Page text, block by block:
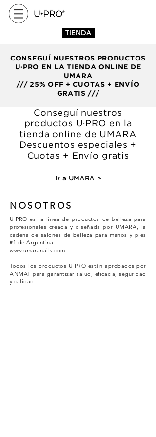
TIENDA
CONSEGUÍ NUESTROS PRODUCTOS
U·PRO EN LA TIENDA ONLINE DE
UMARA
/// 25% OFF + CUOTAS + ENVÍO
GRATIS ///
Conseguí nuestros
productos U·PRO en la
tienda online de UMARA
Descuentos especiales +
Cuotas + Envío gratis
Ir a UMARA >
NOSOTROS
U·PRO es la línea de productos de belleza para
profesionales creada y diseñada por UMARA, la
cadena de salones de belleza para manos y pies
#1 de Argentina.
www.umaranails.com
Todos los productos U·PRO están aprobados por
ANMATpara garantizar salud, eficacia, seguridad
y calidad.